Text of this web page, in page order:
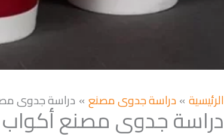
الرئيسية دراسة جدوى مصنع دراسة جدوى
دراسة جدوى مصنع أكواب